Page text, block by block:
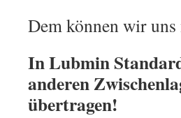
Dem können wir
In Lubmin
anderen
übertragen!